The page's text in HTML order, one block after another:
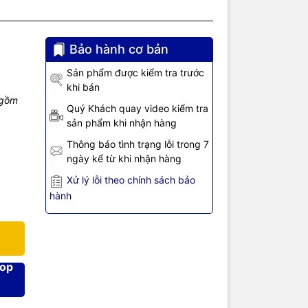
Bảo hành cơ bản
Sản phẩm được kiểm tra trước
khi bán
Quý Khách quay video kiểm tra
sản phẩm khi nhận hàng
Thông báo tình trạng lỗi trong 7
ngày kể từ khi nhận hàng
Xử lý lỗi theo chính sách bảo
hành
&
cho
đồng
dòng
bằng
dụng